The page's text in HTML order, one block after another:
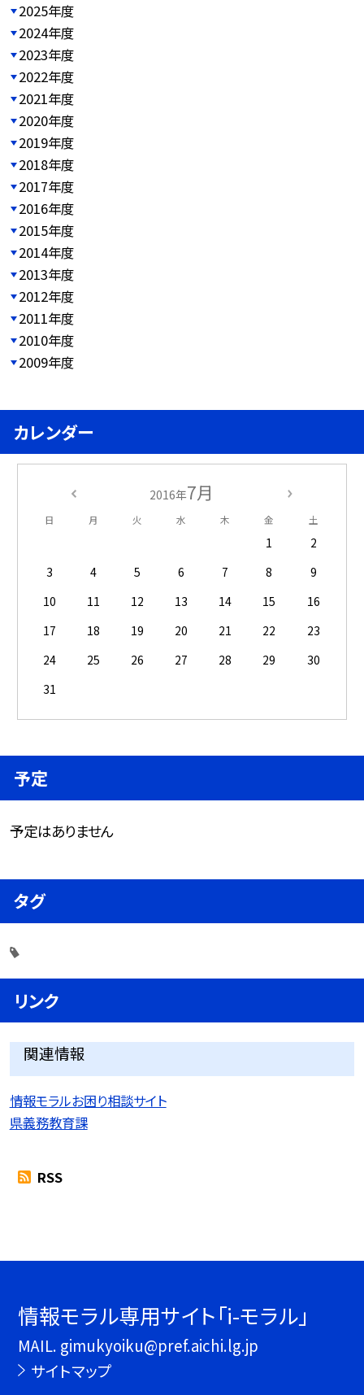
2025年度
2024年度
2023年度
2022年度
2021年度
2020年度
2019年度
2018年度
2017年度
2016年度
2015年度
2014年度
2013年度
2012年度
2011年度
2010年度
2009年度
カレンダー
2016年7月
日 月 火 水 木 金 土
1
2
3
4 5 6 7 8
9
10
11 12 13 14 15
16
17
18 19 20 21 22
23
24
25 26 27 28 29
30
31
予定
予定はありません
タグ
リンク
関連情報
情報モラルお困り相談サイト
県義務教育課
RSS
情報モラル専用サイト「i-モラル」
MAIL. gimukyoiku@pref.aichi.lg.jp
サイトマップ